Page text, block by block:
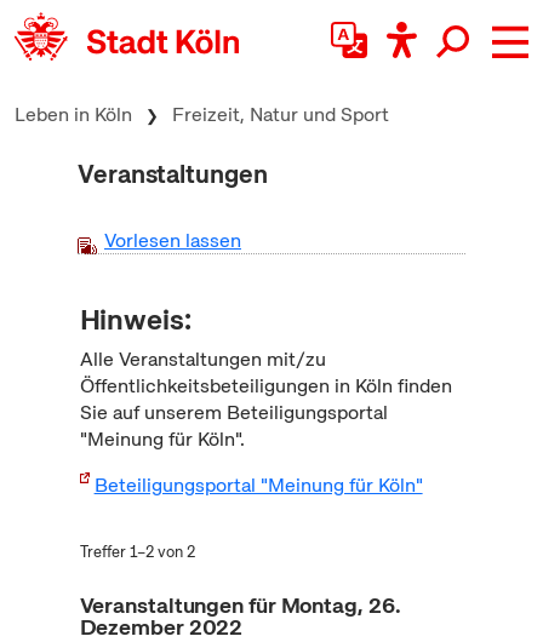
zum Inhalt springen
Leben in Köln Freizeit, Natur und Sport
Veranstaltungen
Vorlesen lassen
Hinweis:
Alle Veranstaltungen mit/zu
Öffentlichkeitsbeteiligungen in Köln finden
Sie auf unserem Beteiligungsportal
"Meinung für Köln".
Beteiligungsportal "Meinung für Köln"
Treffer 1–2 von 2
Veranstaltungen für Montag, 26.
Dezember 2022